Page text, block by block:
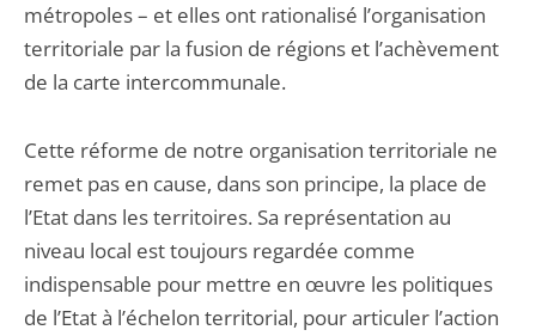
métropoles – et elles ont rationalisé l’organisation
territoriale par la fusion de régions et l’achèvement
de la carte intercommunale.
Cette réforme de notre organisation territoriale ne
remet pas en cause, dans son principe, la place de
l’Etat dans les territoires. Sa représentation au
niveau local est toujours regardée comme
indispensable pour mettre en œuvre les politiques
de l’Etat à l’échelon territorial, pour articuler l’action